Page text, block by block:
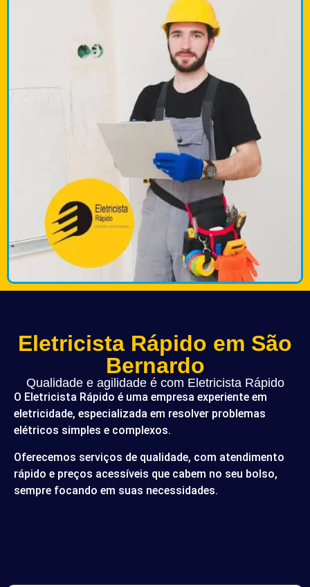
Eletricista Rápido em São
Bernardo
Qualidade e agilidade é com Eletricista Rápido
O Eletricista Rápido é uma empresa experiente em
eletricidade, especializada em resolver problemas
elétricos simples e complexos.
Oferecemos serviços de qualidade, com atendimento
rápido e preços acessíveis que cabem no seu bolso,
sempre focando em suas necessidades.